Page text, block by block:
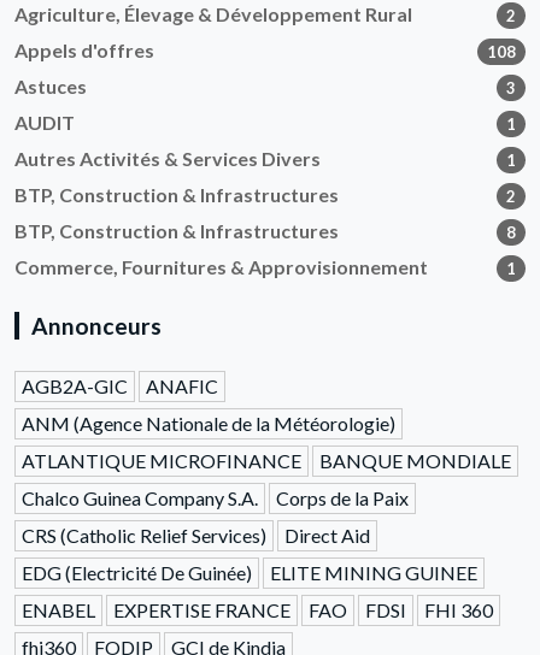
Agriculture, Élevage & Développement Rural 2
Appels d'offres 108
Astuces 3
AUDIT 1
Autres Activités & Services Divers 1
BTP, Construction & Infrastructures 2
BTP, Construction & Infrastructures 8
Commerce, Fournitures & Approvisionnement 1
Annonceurs
AGB2A-GIC
ANAFIC
ANM (Agence Nationale de la Météorologie)
ATLANTIQUE MICROFINANCE
BANQUE MONDIALE
Chalco Guinea Company S.A.
Corps de la Paix
CRS (Catholic Relief Services)
Direct Aid
EDG (Electricité De Guinée)
ELITE MINING GUINEE
ENABEL
EXPERTISE FRANCE FAO FDSI
FHI 360
fhi360
FODIP
GCI de Kindia